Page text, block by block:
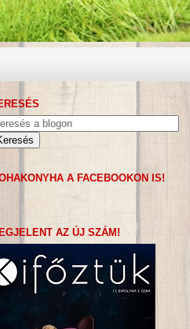
A FACEBOOKON IS!
AZ ÚJ SZÁM!